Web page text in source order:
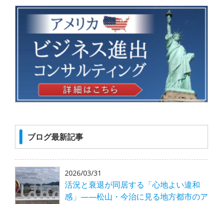
ブログ最新記事
2026/03/31
活況と衰退が同居する「心地よい違和
感」――松山・今治に見る地方都市のア